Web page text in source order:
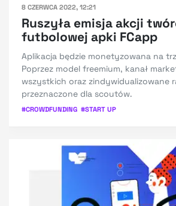
8 CZERWCA 2022, 12:21
Ruszyła emisja akcji
futbolowej apki FCapp
Aplikacja będzie monetyzowana na
Poprzez model freemium, kanał
wszystkich oraz zindywidualizowane
przeznaczone dla scoutów.
#CROWDFUNDING #START UP